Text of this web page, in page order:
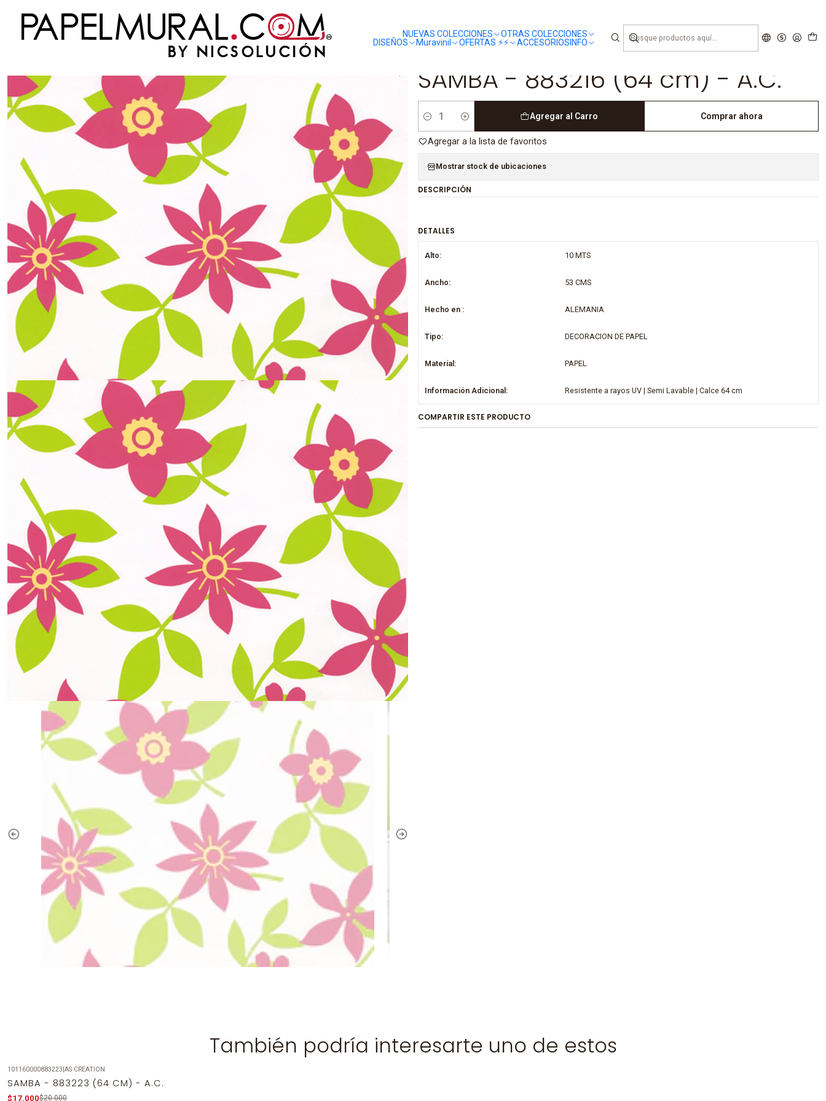
NUEVAS COLECCIONES
OTRAS COLECCIONES
DISEÑOS
Muravinil OFERTAS ⚡️⚡️ ACCESORIOSINFO
Inicio PAPEL MURAL OTRAS COLECCIONES MODERNO SAMBA - 883216 (64 cm) - A.C.
SAMBA - 883216 (64 cm) - A.C.
Cantidad
Agregar al Carro Comprar ahora
Agregar a la lista de favoritos
Mostrar stock de ubicaciones
DESCRIPCIÓN
DETALLES
Alto: 10 MTS
Ancho: 53 CMS
Hecho en : ALEMANIA
Tipo: DECORACION DE PAPEL
Material: PAPEL
Información Adicional: Resistente a rayos UV | Semi Lavable | Calce 64 cm
COMPARTIR ESTE PRODUCTO
También podría interesarte uno de estos
101160000883223|AS CREATION
SAMBA - 883223 (64 CM) - A.C.
$17.000$20.000